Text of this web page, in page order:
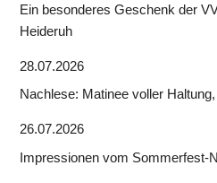
Ein besonderes Geschenk der
Heideruh
28.07.2026
Nachlese: Matinee voller
26.07.2026
Impressionen vom Sommerfest-